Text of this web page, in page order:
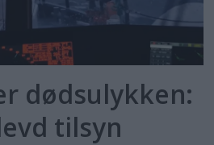
dødsulykken:
tilsyn